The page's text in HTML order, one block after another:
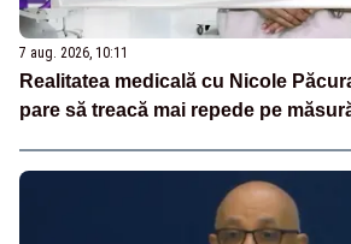
7 aug. 2026, 10:11
Realitatea medicală cu Nicole
pare să treacă mai repede pe